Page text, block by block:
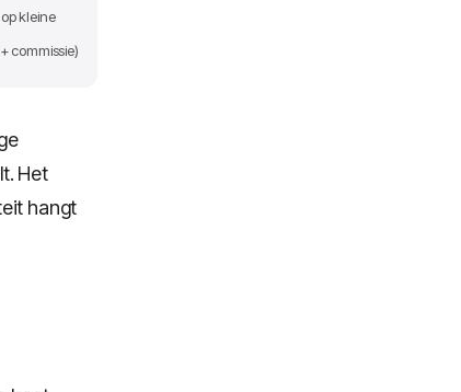
kleine
commissie)
Het
hangt